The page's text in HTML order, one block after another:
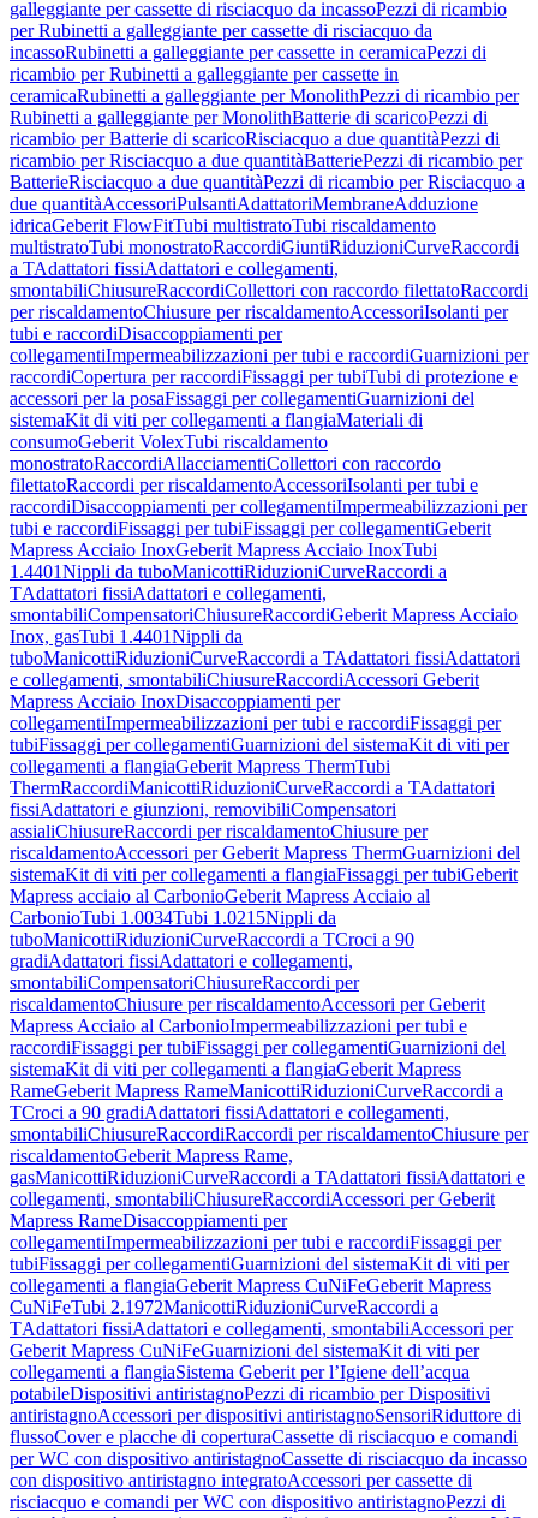
galleggiante per cassette di risciacquo da incassoPezzi di ricambio
per Rubinetti a galleggiante per cassette di risciacquo da
incassoRubinetti a galleggiante per cassette in ceramicaPezzi di
ricambio per Rubinetti a galleggiante per cassette in
ceramicaRubinetti a galleggiante per MonolithPezzi di ricambio per
Rubinetti a galleggiante per MonolithBatterie di scaricoPezzi di
ricambio per Batterie di scaricoRisciacquo a due quantitàPezzi di
ricambio per Risciacquo a due quantitàBatteriePezzi di ricambio per
BatterieRisciacquo a due quantitàPezzi di ricambio per Risciacquo a
due quantitàAccessoriPulsantiAdattatoriMembraneAdduzione
idricaGeberit FlowFitTubi multistratoTubi riscaldamento
multistratoTubi monostratoRaccordiGiuntiRiduzioniCurveRaccordi
a TAdattatori fissiAdattatori e collegamenti,
smontabiliChiusureRaccordiCollettori con raccordo filettatoRaccordi
per riscaldamentoChiusure per riscaldamentoAccessoriIsolanti per
tubi e raccordiDisaccoppiamenti per
collegamentiImpermeabilizzazioni per tubi e raccordiGuarnizioni per
raccordiCopertura per raccordiFissaggi per tubiTubi di protezione e
accessori per la posaFissaggi per collegamentiGuarnizioni del
sistemaKit di viti per collegamenti a flangiaMateriali di
consumoGeberit VolexTubi riscaldamento
monostratoRaccordiAllacciamentiCollettori con raccordo
filettatoRaccordi per riscaldamentoAccessoriIsolanti per tubi e
raccordiDisaccoppiamenti per collegamentiImpermeabilizzazioni per
tubi e raccordiFissaggi per tubiFissaggi per collegamentiGeberit
Mapress Acciaio InoxGeberit Mapress Acciaio InoxTubi
1.4401Nippli da tuboManicottiRiduzioniCurveRaccordi a
TAdattatori fissiAdattatori e collegamenti,
smontabiliCompensatoriChiusureRaccordiGeberit Mapress Acciaio
Inox, gasTubi 1.4401Nippli da
tuboManicottiRiduzioniCurveRaccordi a TAdattatori fissiAdattatori
e collegamenti, smontabiliChiusureRaccordiAccessori Geberit
Mapress Acciaio InoxDisaccoppiamenti per
collegamentiImpermeabilizzazioni per tubi e raccordiFissaggi per
tubiFissaggi per collegamentiGuarnizioni del sistemaKit di viti per
collegamenti a flangiaGeberit Mapress ThermTubi
ThermRaccordiManicottiRiduzioniCurveRaccordi a TAdattatori
fissiAdattatori e giunzioni, removibiliCompensatori
assialiChiusureRaccordi per riscaldamentoChiusure per
riscaldamentoAccessori per Geberit Mapress ThermGuarnizioni del
sistemaKit di viti per collegamenti a flangiaFissaggi per tubiGeberit
Mapress acciaio al CarbonioGeberit Mapress Acciaio al
CarbonioTubi 1.0034Tubi 1.0215Nippli da
tuboManicottiRiduzioniCurveRaccordi a TCroci a 90
gradiAdattatori fissiAdattatori e collegamenti,
smontabiliCompensatoriChiusureRaccordi per
riscaldamentoChiusure per riscaldamentoAccessori per Geberit
Mapress Acciaio al CarbonioImpermeabilizzazioni per tubi e
raccordiFissaggi per tubiFissaggi per collegamentiGuarnizioni del
sistemaKit di viti per collegamenti a flangiaGeberit Mapress
RameGeberit Mapress RameManicottiRiduzioniCurveRaccordi a
TCroci a 90 gradiAdattatori fissiAdattatori e collegamenti,
smontabiliChiusureRaccordiRaccordi per riscaldamentoChiusure per
riscaldamentoGeberit Mapress Rame,
gasManicottiRiduzioniCurveRaccordi a TAdattatori fissiAdattatori e
collegamenti, smontabiliChiusureRaccordiAccessori per Geberit
Mapress RameDisaccoppiamenti per
collegamentiImpermeabilizzazioni per tubi e raccordiFissaggi per
tubiFissaggi per collegamentiGuarnizioni del sistemaKit di viti per
collegamenti a flangiaGeberit Mapress CuNiFeGeberit Mapress
CuNiFeTubi 2.1972ManicottiRiduzioniCurveRaccordi a
TAdattatori fissiAdattatori e collegamenti, smontabiliAccessori per
Geberit Mapress CuNiFeGuarnizioni del sistemaKit di viti per
collegamenti a flangiaSistema Geberit per l’Igiene dell’acqua
potabileDispositivi antiristagnoPezzi di ricambio per Dispositivi
antiristagnoAccessori per dispositivi antiristagnoSensoriRiduttore di
flussoCover e placche di coperturaCassette di risciacquo e comandi
per WC con dispositivo antiristagnoCassette di risciacquo da incasso
con dispositivo antiristagno integratoAccessori per cassette di
risciacquo e comandi per WC con dispositivo antiristagnoPezzi di